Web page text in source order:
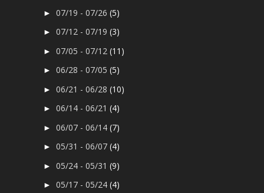
►07/19 - 07/26(5)
►07/12 - 07/19(3)
►07/05 - 07/12(11)
►06/28 - 07/05(5)
►06/21 - 06/28(10)
►06/14 - 06/21(4)
►06/07 - 06/14(7)
►05/31 - 06/07(4)
►05/24 - 05/31(9)
►05/17 - 05/24(4)